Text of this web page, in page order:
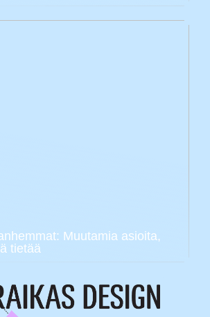
Muutamia asioita,
tietää